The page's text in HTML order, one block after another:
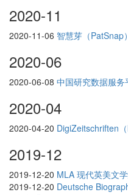
2020-11
2020-11-06 智慧芽（PatSnap
2020-06
2020-06-08 中国研究数据服
2020-04
2020-04-20 DigiZeitschriften
2019-12
2019-12-20 MLA 现代英美文
2019-12-20 Deutsche